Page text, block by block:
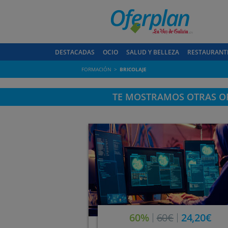
DESTACADAS OCIO SALUD Y BELLEZA
FORMACIÓN BRICOLAJE
TE MOSTRAMOS OTRAS
60% 60€ 24,20€